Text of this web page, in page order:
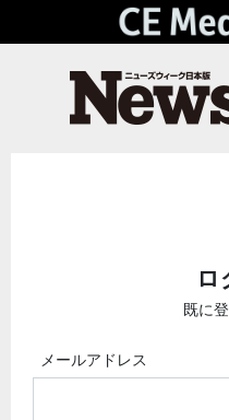
ロ
既に
メールアドレス